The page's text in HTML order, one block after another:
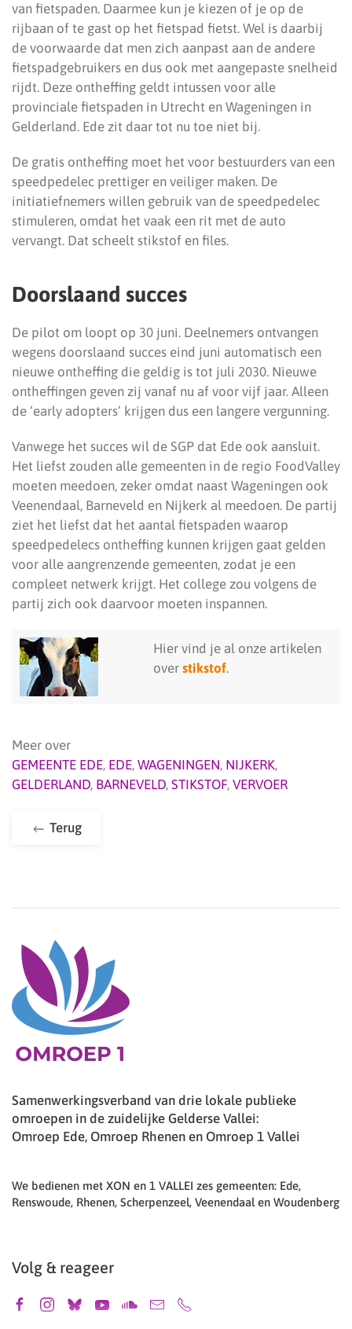
van fietspaden. Daarmee kun je kiezen of je op de
rijbaan of te gast op het fietspad fietst. Wel is daarbij
de voorwaarde dat men zich aanpast aan de andere
fietspadgebruikers en dus ook met aangepaste snelheid
rijdt. Deze ontheffing geldt intussen voor alle
provinciale fietspaden in Utrecht en Wageningen in
Gelderland. Ede zit daar tot nu toe niet bij.
De gratis ontheffing moet het voor bestuurders van een
speedpedelec prettiger en veiliger maken. De
initiatiefnemers willen gebruik van de speedpedelec
stimuleren, omdat het vaak een rit met de auto
vervangt. Dat scheelt stikstof en files.
Doorslaand succes
De pilot om loopt op 30 juni. Deelnemers ontvangen
wegens doorslaand succes eind juni automatisch een
nieuwe ontheffing die geldig is tot juli 2030. Nieuwe
ontheffingen geven zij vanaf nu af voor vijf jaar. Alleen
de ‘early adopters’ krijgen dus een langere vergunning.
Vanwege het succes wil de SGP dat Ede ook aansluit.
Het liefst zouden alle gemeenten in de regio FoodValley
moeten meedoen, zeker omdat naast Wageningen ook
Veenendaal, Barneveld en Nijkerk al meedoen. De partij
ziet het liefst dat het aantal fietspaden waarop
speedpedelecs ontheffing kunnen krijgen gaat gelden
voor alle aangrenzende gemeenten, zodat je een
compleet netwerk krijgt. Het college zou volgens de
partij zich ook daarvoor moeten inspannen.
Hier vind je al onze artikelen
over stikstof.
Meer over
GEMEENTE EDE, EDE, WAGENINGEN, NIJKERK,
GELDERLAND, BARNEVELD, STIKSTOF, VERVOER
Terug
Samenwerkingsverband van drie lokale publieke
omroepen in de zuidelijke Gelderse Vallei:
Omroep Ede, Omroep Rhenen en Omroep 1 Vallei
We bedienen met XON en 1 VALLEI zes gemeenten: Ede,
Renswoude, Rhenen, Scherpenzeel, Veenendaal en Woudenberg
Volg & reageer